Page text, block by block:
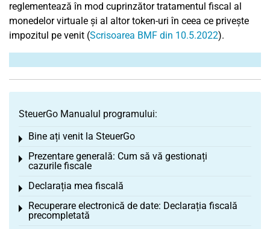
reglementează în mod cuprinzător tratamentul fiscal al
monedelor virtuale și al altor token-uri în ceea ce privește
impozitul pe venit (Scrisoarea BMF din 10.5.2022).
SteuerGo Manualul programului:
Bine ați venit la SteuerGo
Toggle menu
Prezentare generală: Cum să vă gestionați
cazurile fiscale
Toggle menu
Declarația mea fiscală
Toggle menu
Recuperare electronică de date: Declarația fiscală
precompletată
Toggle menu